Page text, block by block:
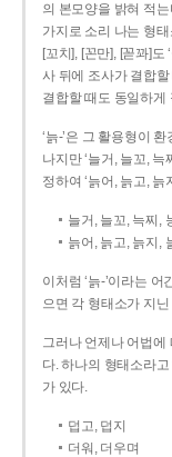
의 본모양을 밝혀 적는
가지로 소리 나는 형
[꼬치], [꼰만], [꼳꽈]도
사 뒤에 조사가 결합
결합할 때도 동일하게
‘늙-’은 그 활용형이
나지만 ‘늘거, 늘꼬, 늑
정하여 ‘늙어, 늙고, 늙
늘거, 늘꼬, 늑찌,
늙어, 늙고, 늙지,
이처럼 ‘늙-­’이라는
으면 각 형태소가 지
그러나 언제나 어법에
다. 하나의 형태소라
가 있다.
덥고, 덥지
더워, 더우며